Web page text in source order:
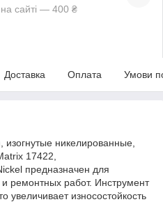
сайті — 400 ₴
Доставка Оплата Умови
никелированные,
17422,
предназначен для
ремонтных работ. Инструмент
увеличивает износостойкость